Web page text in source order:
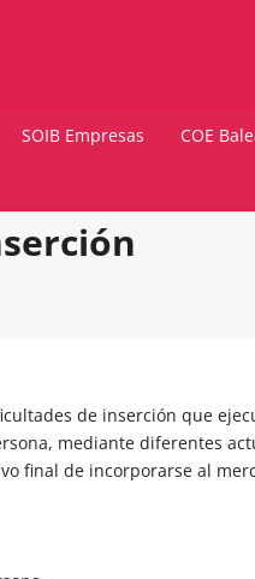
SOIB Empresas COE
de inserción que
mediante diferentes
final de incorporarse al